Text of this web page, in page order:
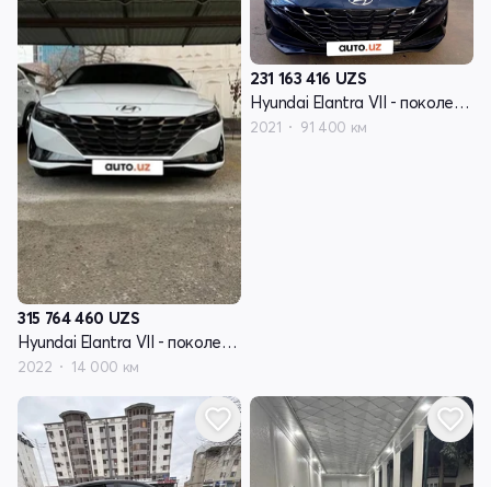
315 764 460 UZS
Hyundai Elantra VII - поколение (CN7)
2022 14 000 км
231 163 416 UZS
Hyundai Elantra VII - поколение (CN7)
2021 91 400 км